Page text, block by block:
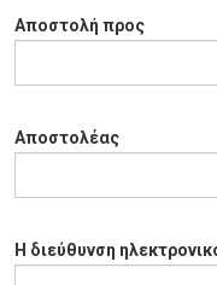
Αποστολή προς
Αποστολέας
Η διεύθυνση